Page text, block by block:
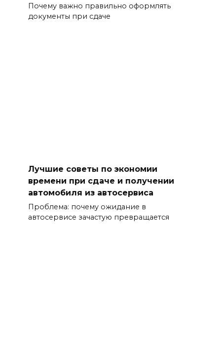
Почему важно правильно оформлять
документы при сдаче
Лучшие советы по экономии
времени при сдаче и получении
автомобиля из автосервиса
Проблема: почему ожидание в
автосервисе зачастую превращается